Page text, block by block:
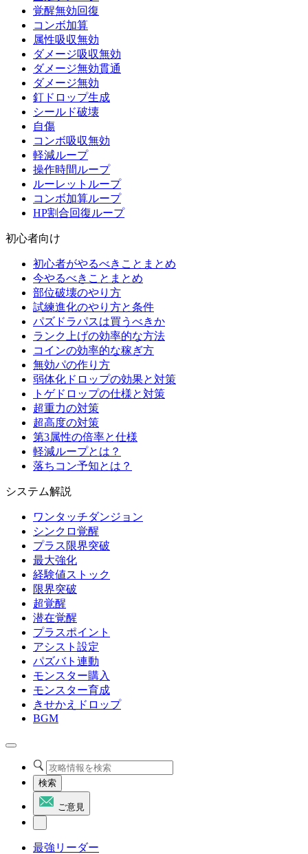
覚醒無効回復
コンボ加算
属性吸収無効
ダメージ吸収無効
ダメージ無効貫通
ダメージ無効
釘ドロップ生成
シールド破壊
自傷
コンボ吸収無効
軽減ループ
操作時間ループ
ルーレットループ
コンボ加算ループ
HP割合回復ループ
初心者向け
初心者がやるべきことまとめ
今やるべきことまとめ
部位破壊のやり方
試練進化のやり方と条件
パズドラパスは買うべきか
ランク上げの効率的な方法
コインの効率的な稼ぎ方
無効パの作り方
弱体化ドロップの効果と対策
トゲドロップの仕様と対策
超重力の対策
超高度の対策
第3属性の倍率と仕様
軽減ループとは？
落ちコン予知とは？
システム解説
ワンタッチダンジョン
シンクロ覚醒
プラス限界突破
最大強化
経験値ストック
限界突破
超覚醒
潜在覚醒
プラスポイント
アシスト設定
パズバト連動
モンスター購入
モンスター育成
きせかえドロップ
BGM
検索
ご意見
最強リーダー